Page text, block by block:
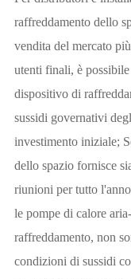
raffreddamento dello
vendita del mercato
utenti finali, è
dispositivo di
sussidi governativi
investimento iniziale;
dello spazio fornisce
riunioni per tutto
le pompe di calore
raffreddamento, non
condizioni di sussidi